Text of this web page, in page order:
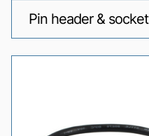
Pin header & socket